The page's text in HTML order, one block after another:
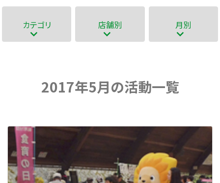
カテゴリ 店舗別 月別
2017年5月の活動一覧